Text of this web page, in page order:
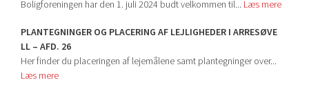
Boligforeningen har den 1. juli 2024 budt velkommen til... Læs mere
PLANTEGNINGER OG PLACERING AF LEJLIGHEDER I ARRESØVE
LL – AFD. 26
Her finder du placeringen af lejemålene samt plantegninger over...
Læs mere